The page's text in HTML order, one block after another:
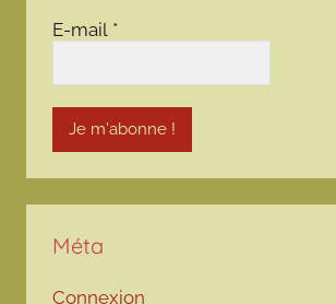
E-mail *
Méta
Connexion